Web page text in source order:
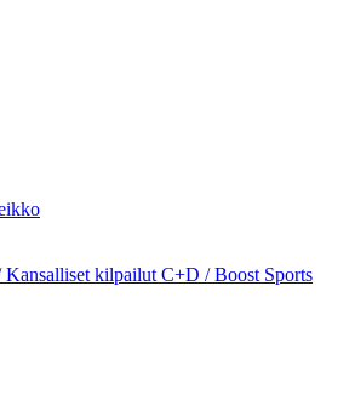
Kansalliset kilpailut C+D / Boost Sports